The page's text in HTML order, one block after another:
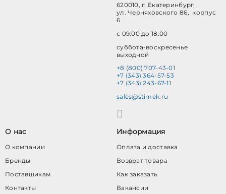
620010, г. Екатеринбург,
ул. Черняховского 86, корпус
6
с 09:00 до 18:00
суббота-воскресенье
выходной
+8 (800) 707-43-01
+7 (343) 364-57-53
+7 (343) 243-67-11
sales@stimek.ru
О нас
О компании
Бренды
Поставщикам
Контакты
Информация
Оплата и доставка
Возврат товара
Как заказать
Вакансии